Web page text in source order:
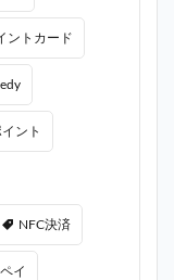
ントカード
ント
NFC決済
イ